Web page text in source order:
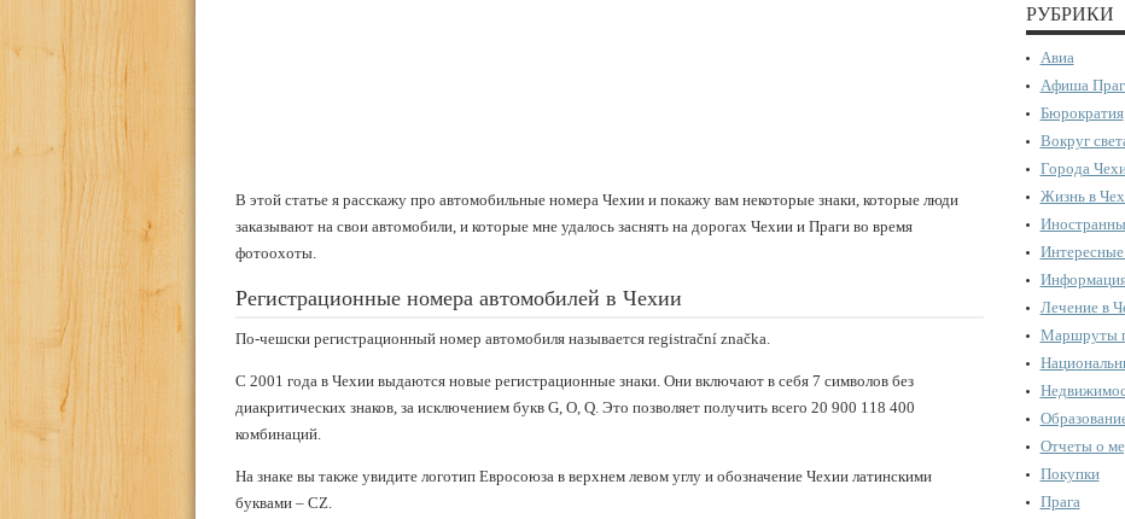
В этой статье я расскажу про автомобильные номера Чехии и покажу вам некоторые знаки, которые люди
заказывают на свои автомобили, и которые мне удалось заснять на дорогах Чехии и Праги во время
фотоохоты.
Регистрационные номера автомобилей в Чехии
По-чешски регистрационный номер автомобиля называется registrační značka.
С 2001 года в Чехии выдаются новые регистрационные знаки. Они включают в себя 7 символов без
диакритических знаков, за исключением букв G, O, Q. Это позволяет получить всего 20 900 118 400
комбинаций.
На знаке вы также увидите логотип Евросоюза в верхнем левом углу и обозначение Чехии латинскими
буквами – CZ.
РУБРИКИ
Авиа
Афиша
Бюрократия
Вокруг
Города
Жизнь в
Лечение в
Маршруты
Отчеты о
Покупки
Прага